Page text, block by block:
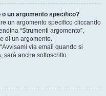
un argomento specifico?
un argomento specifico cliccando
“Strumenti argomento”,
di un argomento.
via email quando si
sarà anche sottoscritto